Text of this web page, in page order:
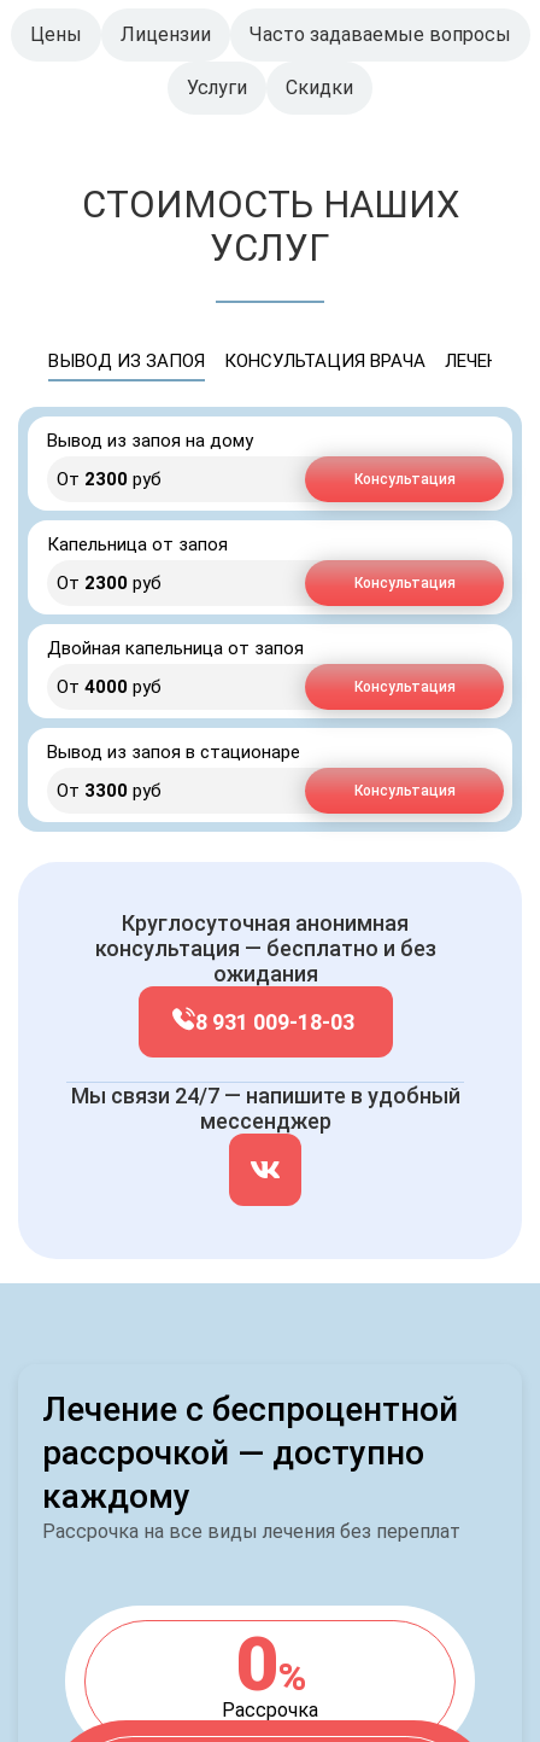
Цены Лицензии Часто задаваемые вопросы
Услуги Скидки
СТОИМОСТЬ НАШИХ
УСЛУГ
ВЫВОД ИЗ ЗАПОЯ КОНСУЛЬТАЦИЯ ВРАЧА ЛЕЧЕНИЕ
Вывод из запоя на дому
От 2300 руб Консультация
Капельница от запоя
От 2300 руб Консультация
Двойная капельница от запоя
От 4000 руб Консультация
Вывод из запоя в стационаре
От 3300 руб Консультация
Круглосуточная анонимная
консультация — бесплатно и без
ожидания
8 931 009-18-03
Мы связи 24/7 — напишите в удобный
мессенджер
Лечение с беспроцентной
рассрочкой — доступно
каждому
Рассрочка на все виды лечения без переплат
0%
Рассрочка